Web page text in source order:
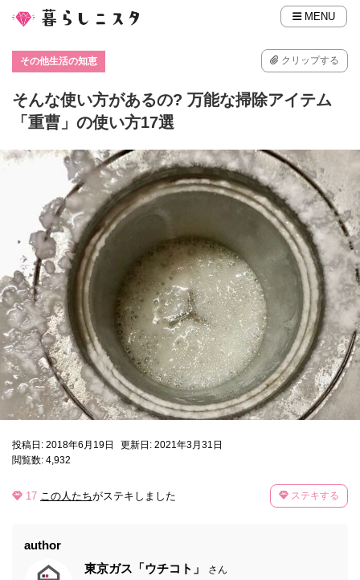
MENU
その他生活の知恵 クリップする
そんな使い方があるの? 万能な掃除アイテム
「重曹」の使い方17選
投稿日: 2018年6月19日
更新日: 2021年3月31日
閲覧数: 4,932
17 この人たちがステキしました ステキする
author
東京ガス「ウチコト」
さん